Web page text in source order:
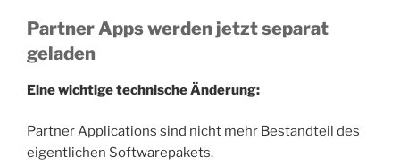
Partner Apps werden jetzt separat
geladen
Eine wichtige technische Änderung:
Partner Applications sind nicht mehr Bestandteil des
eigentlichen Softwarepakets.